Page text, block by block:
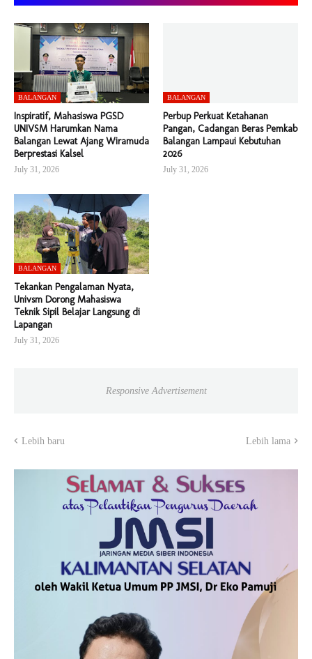
BALANGAN
Inspiratif, Mahasiswa PGSD
UNIVSM Harumkan Nama
Balangan Lewat Ajang Wiramuda
Berprestasi Kalsel
July 31, 2026
BALANGAN
Perbup Perkuat Ketahanan
Pangan, Cadangan Beras Pemkab
Balangan Lampaui Kebutuhan
2026
July 31, 2026
BALANGAN
Tekankan Pengalaman Nyata,
Univsm Dorong Mahasiswa
Teknik Sipil Belajar Langsung di
Lapangan
July 31, 2026
Responsive Advertisement
Lebih baru Lebih lama